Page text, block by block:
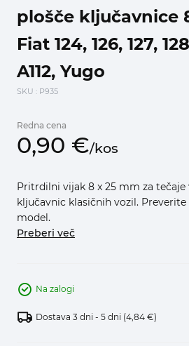
plošče ključavnice
Fiat 124, 126, 127,
A112, Yugo
SKU : P935
Redna cena
0,90 €/kos
Pritrdilni vijak 8 x 25 mm za
ključavnic klasičnih vozil.
model.
Preberi več
Na zalogi
Dostava 3 dni - 5 dni (4,84 €)